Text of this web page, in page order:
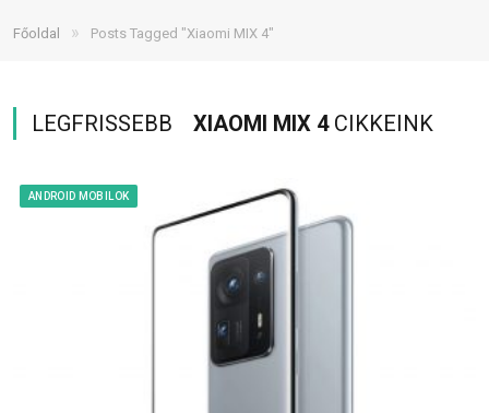
Főoldal » Posts Tagged "Xiaomi MIX 4"
LEGFRISSEBB XIAOMI MIX 4CIKKEINK
ANDROID MOBILOK